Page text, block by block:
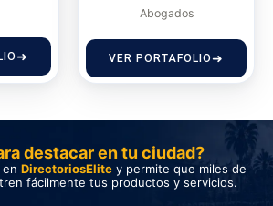
Abogados
VER PORTAFOLIO
destacar en tu ciudad?
en DirectoriosElite y permite que miles de
fácilmente tus productos y servicios.